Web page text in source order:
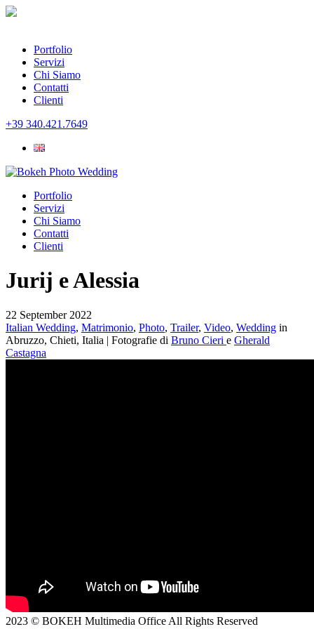
Portfolio
Servizi
Chi Siamo
Contatti
Clienti
+39 340.421.7649
Portfolio
Servizi
Chi Siamo
Contatti
Clienti
Jurij e Alessia
22 September 2022
Italian Wedding, Matrimonio, Photo, Trailer, Video, Wedding in
Abruzzo, Chieti, Italia | Fotografie di Bruno Cieri e Gherald
Castagna
2023 © BOKEH Multimedia Office All Rights Reserved